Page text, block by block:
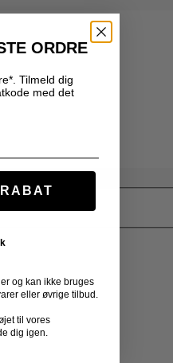
ORDRE
Tilmeld dig
med det
og kan ikke bruges
eller øvrige tilbud.
til vores
dig igen.